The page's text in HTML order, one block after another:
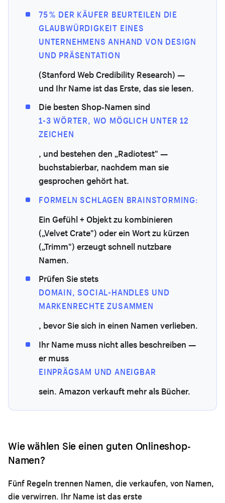
75 % DER KÄUFER BEURTEILEN DIE
GLAUBWÜRDIGKEIT EINES
UNTERNEHMENS ANHAND VON DESIGN
UND PRÄSENTATION
(Stanford Web Credibility Research) —
und Ihr Name ist das Erste, das sie lesen.
Die besten Shop-Namen sind
1-3 WÖRTER, WO MÖGLICH UNTER 12
ZEICHEN
, und bestehen den „Radiotest" —
buchstabierbar, nachdem man sie
gesprochen gehört hat.
FORMELN SCHLAGEN BRAINSTORMING:
Ein Gefühl + Objekt zu kombinieren
(„Velvet Crate") oder ein Wort zu kürzen
(„Trimm") erzeugt schnell nutzbare
Namen.
Prüfen Sie stets
DOMAIN, SOCIAL-HANDLES UND
MARKENRECHTE ZUSAMMEN
, bevor Sie sich in einen Namen verlieben.
Ihr Name muss nicht alles beschreiben —
er muss
EINPRÄGSAM UND ANEIGBAR
sein. Amazon verkauft mehr als Bücher.
Wie wählen Sie einen guten Onlineshop-
Namen?
Fünf Regeln trennen Namen, die verkaufen, von Namen,
die verwirren. Ihr Name ist das erste